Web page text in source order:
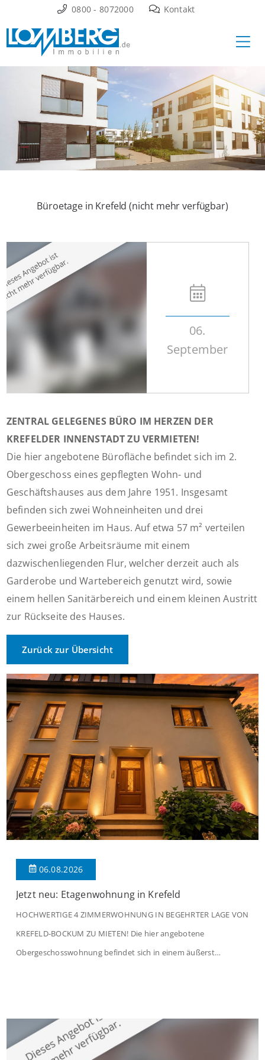
Inhalt
springen
0800 - 8072000 Kontakt
Büroetage in Krefeld (nicht mehr verfügbar)
06.
September
ZENTRAL GELEGENES BÜRO IM HERZEN DER
KREFELDER INNENSTADT ZU VERMIETEN!
Die hier angebotene Bürofläche befindet sich im 2.
Obergeschoss eines gepflegten Wohn- und
Geschäftshauses aus dem Jahre 1951. Insgesamt
befinden sich zwei Wohneinheiten und drei
Gewerbeeinheiten im Haus. Auf etwa 57 m² verteilen
sich zwei große Arbeitsräume mit einem
dazwischenliegenden Flur, welcher derzeit auch als
Garderobe und Wartebereich genutzt wird, sowie
einem hellen Sanitärbereich und einem kleinen Austritt
zur Rückseite des Hauses.
Zurück zur Übersicht
06.08.2026
Jetzt neu: Etagenwohnung in Krefeld
HOCHWERTIGE 4 ZIMMERWOHNUNG IN BEGEHRTER LAGE VON
KREFELD-BOCKUM ZU MIETEN! Die hier angebotene
Obergeschosswohnung befindet sich in einem äußerst
großzügige Räume und eine hochwertige Ausstattung, die
modernen Wohnkomfort mit einem stilvollen Ambiente